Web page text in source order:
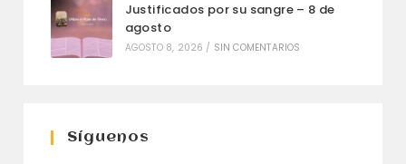
Justificados por su sangre – 8 de
agosto
AGOSTO 8, 2026 / SIN COMENTARIOS
Síguenos